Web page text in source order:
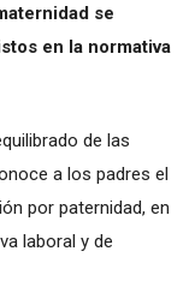
se
en la normativa
de las
a los padres el
por paternidad, en
laboral y de